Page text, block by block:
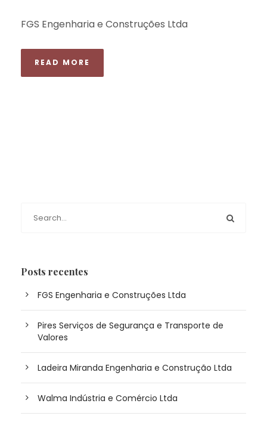
FGS Engenharia e Construções Ltda
READ MORE
Posts recentes
FGS Engenharia e Construções Ltda
Pires Serviços de Segurança e Transporte de
Valores
Ladeira Miranda Engenharia e Construção Ltda
Walma Indústria e Comércio Ltda